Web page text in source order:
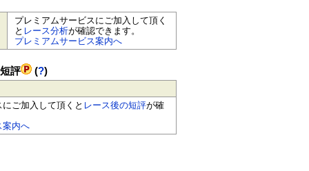
プレミアムサービスにご加入して頂く
と レース分析が確認できます。
プレミアムサービス案内へ
評 (?)
ご加入して頂くと レース後の短評が確
案内へ